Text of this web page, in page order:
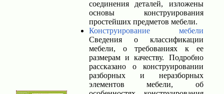
соединения деталей, изложены
основы конструирования
простейших предметов мебели.
Конструирование мебели
Сведения о классификации
мебели, о требованиях к ее
размерам и качеству. Подробно
рассказано о конструировании
разборных и неразборных
элементов мебели, об